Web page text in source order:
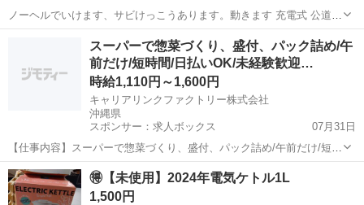
ノーヘルでいけます、サビけっこうあります。動きます 充電式 公道は
しれますちょいのりにでも🙆‍♂️現状販売、みにきてください🙇
キッチン家電 ノーヘル
スーパーで惣菜づくり、盛付、パック詰め/午
前だけ/短時間/日払いOK/未経験歓迎…
時給1,110円～1,600円
キャリアリンクファクトリー株式会社
沖縄県
スポンサー：求人ボックス
07月31日
【仕事内容】スーパーで惣菜づくり、盛付、パック詰め/午前だけ/短時
間/日払いOK/未経験歓迎/バックヤード/履歴書不要 <給与> 時給1110円
～1600円 <勤務地> 沖縄県 沖縄市 「社員を企業に派遣して終わり」で
はありません...
アルバイト・パート
🉐【未使用】2024年電気ケトル1L
1,500円